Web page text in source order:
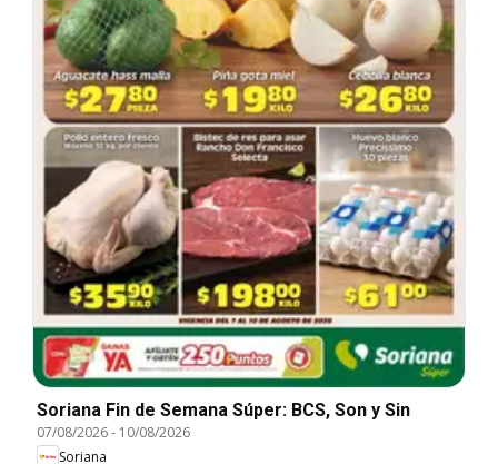
Soriana Fin de Semana Súper: BCS, Son y Sin
07/08/2026- 10/08/2026
Soriana